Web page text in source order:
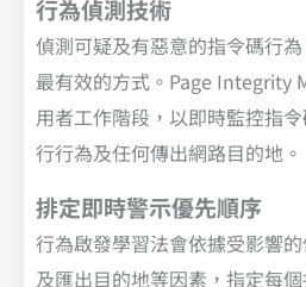
行為偵測技術
偵測可疑及有惡意的指令碼行
最有效的方式。Page Integrity
用者工作階段，以即時監控指
行行為及任何傳出網路目的地。
排定即時警示優先順序
行為啟發學習法會依據受影響
及匯出目的地等因素，指定每